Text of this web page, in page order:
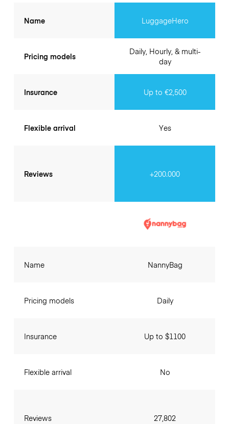
Name
Pricing models
Insurance
Flexible arrival
Reviews
LuggageHero
Daily, Hourly, & multi-
day
Up to €2,500
Yes
+200.000
Name
Pricing models
Insurance
Flexible arrival
Reviews
NannyBag
Daily
Up to $1100
No
27,802